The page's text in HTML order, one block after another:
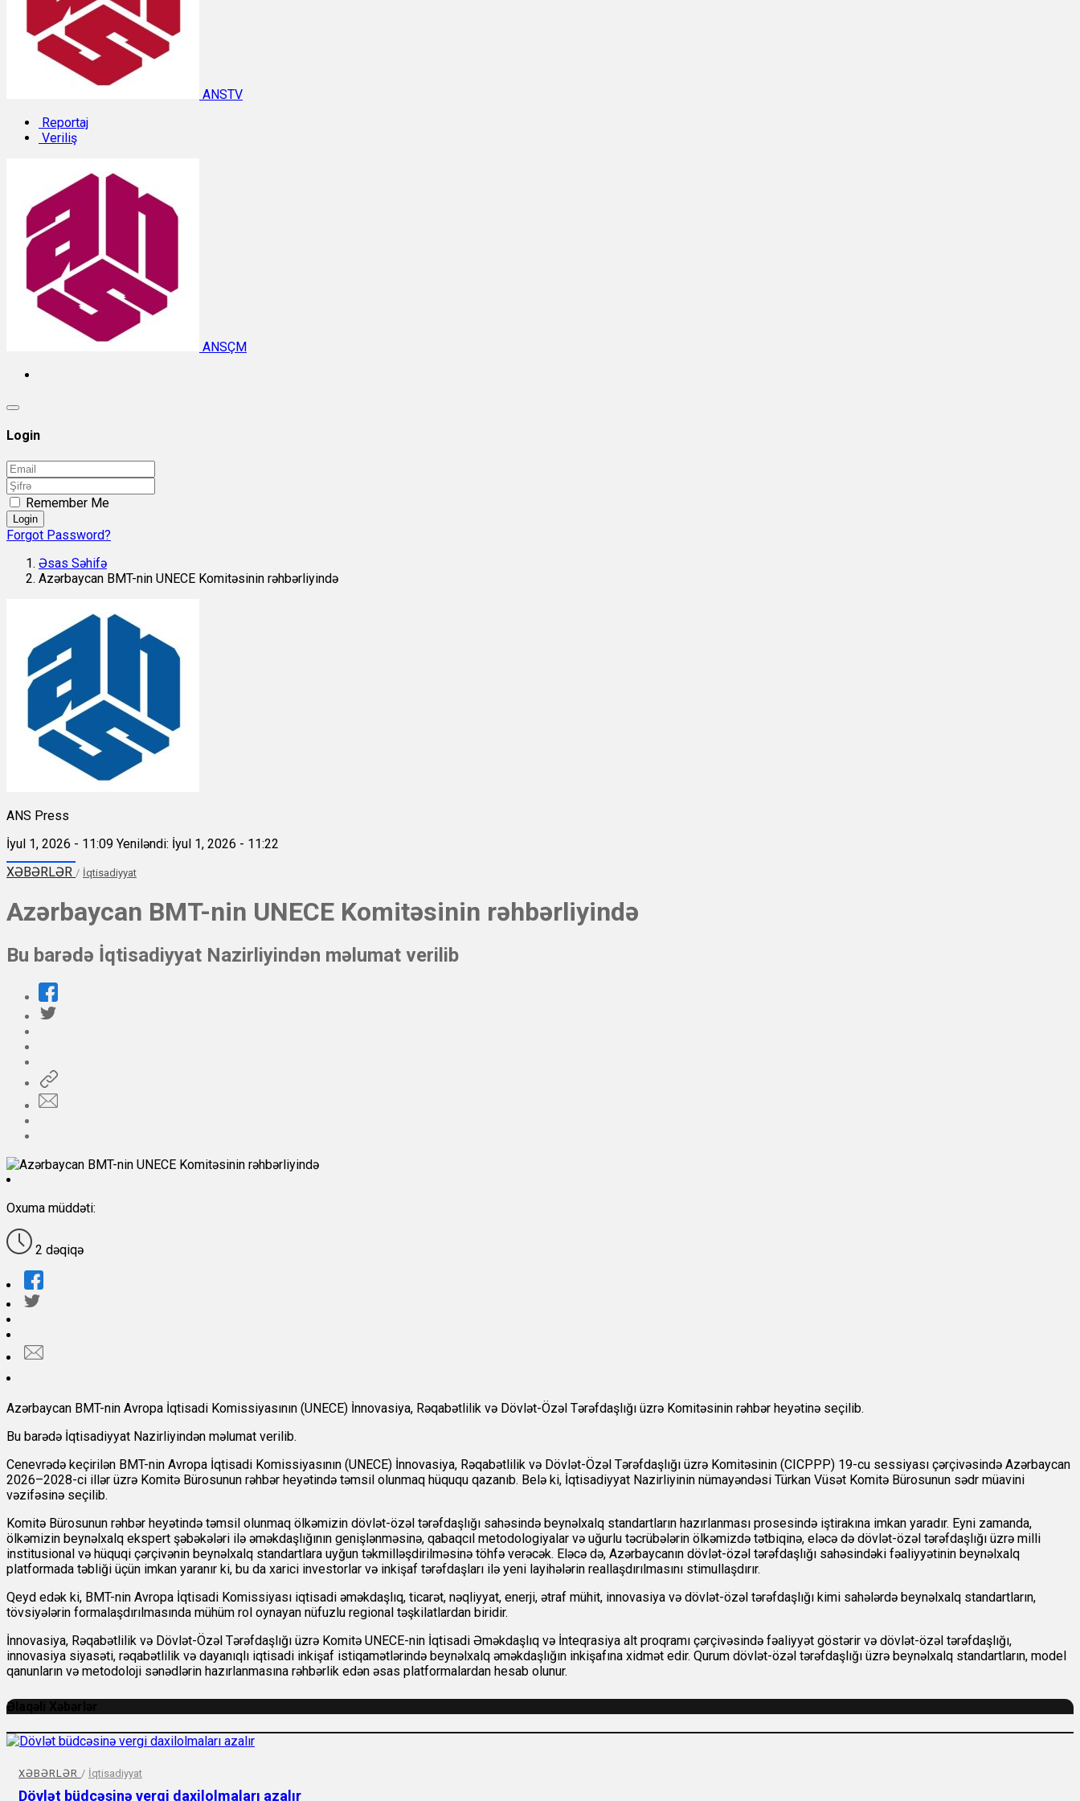
ANSTV
Reportaj
Veriliş
ANSÇM
Login
Remember Me
Login
Forgot Password?
Əsas Səhifə
Azərbaycan BMT-nin UNECE Komitəsinin rəhbərliyində
ANS Press
İyul 1, 2026 - 11:09 Yeniləndi: İyul 1, 2026 - 11:22
XƏBƏRLƏR / İqtisadiyyat
Azərbaycan BMT-nin UNECE Komitəsinin rəhbərliyində
Bu barədə İqtisadiyyat Nazirliyindən məlumat verilib
Oxuma müddəti:
2 dəqiqə
Azərbaycan BMT-nin Avropa İqtisadi Komissiyasının (UNECE) İnnovasiya, Rəqabətlilik və Dövlət-Özəl Tərəfdaşlığı üzrə Komitəsinin rəhbər heyətinə seçilib.
Bu barədə İqtisadiyyat Nazirliyindən məlumat verilib.
Cenevrədə keçirilən BMT-nin Avropa İqtisadi Komissiyasının (UNECE) İnnovasiya, Rəqabətlilik və Dövlət-Özəl Tərəfdaşlığı üzrə Komitəsinin (CICPPP) 19-cu sessiyası çərçivəsində Azərbaycan
2026–2028-ci illər üzrə Komitə Bürosunun rəhbər heyətində təmsil olunmaq hüququ qazanıb. Belə ki, İqtisadiyyat Nazirliyinin nümayəndəsi Türkan Vüsət Komitə Bürosunun sədr müavini
vəzifəsinə seçilib.
Komitə Bürosunun rəhbər heyətində təmsil olunmaq ölkəmizin dövlət-özəl tərəfdaşlığı sahəsində beynəlxalq standartların hazırlanması prosesində iştirakına imkan yaradır. Eyni zamanda,
ölkəmizin beynəlxalq ekspert şəbəkələri ilə əməkdaşlığının genişlənməsinə, qabaqcıl metodologiyalar və uğurlu təcrübələrin ölkəmizdə tətbiqinə, eləcə də dövlət-özəl tərəfdaşlığı üzrə milli
institusional və hüquqi çərçivənin beynəlxalq standartlara uyğun təkmilləşdirilməsinə töhfə verəcək. Eləcə də, Azərbaycanın dövlət-özəl tərəfdaşlığı sahəsindəki fəaliyyətinin beynəlxalq
platformada təbliği üçün imkan yaranır ki, bu da xarici investorlar və inkişaf tərəfdaşları ilə yeni layihələrin reallaşdırılmasını stimullaşdırır.
Qeyd edək ki, BMT-nin Avropa İqtisadi Komissiyası iqtisadi əməkdaşlıq, ticarət, nəqliyyat, enerji, ətraf mühit, innovasiya və dövlət-özəl tərəfdaşlığı kimi sahələrdə beynəlxalq standartların,
tövsiyələrin formalaşdırılmasında mühüm rol oynayan nüfuzlu regional təşkilatlardan biridir.
İnnovasiya, Rəqabətlilik və Dövlət-Özəl Tərəfdaşlığı üzrə Komitə UNECE-nin İqtisadi Əməkdaşlıq və İnteqrasiya alt proqramı çərçivəsində fəaliyyət göstərir və dövlət-özəl tərəfdaşlığı,
innovasiya siyasəti, rəqabətlilik və dayanıqlı iqtisadi inkişaf istiqamətlərində beynəlxalq əməkdaşlığın inkişafına xidmət edir. Qurum dövlət-özəl tərəfdaşlığı üzrə beynəlxalq standartların, model
qanunların və metodoloji sənədlərin hazırlanmasına rəhbərlik edən əsas platformalardan hesab olunur.
Əlaqəli Xəbərlər
XƏBƏRLƏR / İqtisadiyyat
Dövlət büdcəsinə vergi daxilolmaları azalır